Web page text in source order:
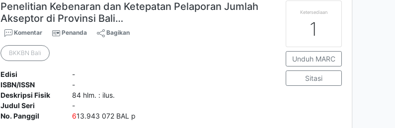
Penelitian Kebenaran dan Ketepatan Pelaporan Jumlah
Akseptor di Provinsi Bali…
Komentar Penanda Bagikan
BKKBN Bali
Edisi
-
ISBN/ISSN
-
Deskripsi Fisik
84 hlm. : ilus.
Judul Seri
-
No. Panggil
613.943 072 BAL p
Ketersediaan
1
Unduh MARC
Sitasi